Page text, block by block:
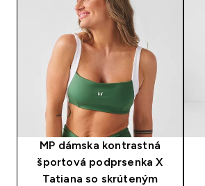
MP dámska kontrastná
športová podprsenka X
Tatiana so skrúteným